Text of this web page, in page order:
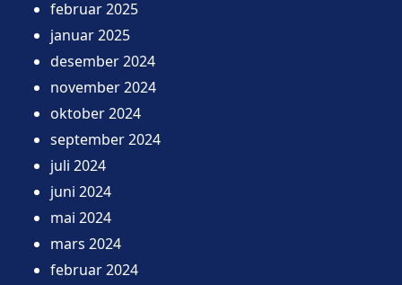
februar 2025
januar 2025
desember 2024
november 2024
oktober 2024
september 2024
juli 2024
juni 2024
mai 2024
mars 2024
februar 2024